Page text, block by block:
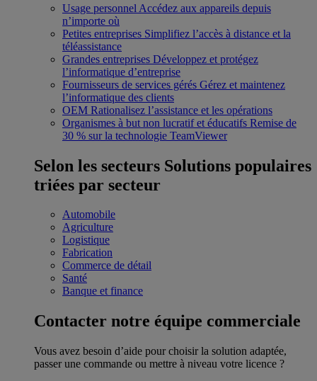
Usage personnel Accédez aux appareils depuis
n’importe où
Petites entreprises Simplifiez l’accès à distance et la
téléassistance
Grandes entreprises Développez et protégez
l’informatique d’entreprise
Fournisseurs de services gérés Gérez et maintenez
l’informatique des clients
OEM Rationalisez l’assistance et les opérations
Organismes à but non lucratif et éducatifs Remise de
30 % sur la technologie TeamViewer
Selon les secteurs Solutions populaires
triées par secteur
Automobile
Agriculture
Logistique
Fabrication
Commerce de détail
Santé
Banque et finance
Contacter notre équipe commerciale
Vous avez besoin d’aide pour choisir la solution adaptée,
passer une commande ou mettre à niveau votre licence ?